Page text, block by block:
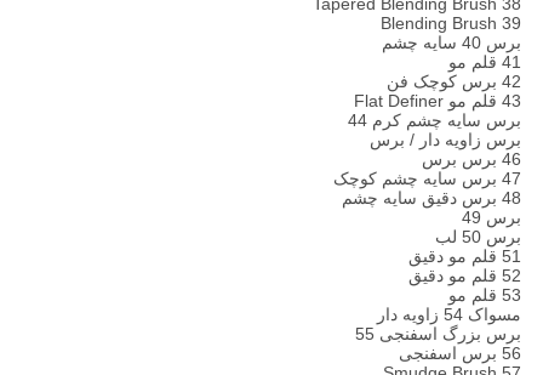
38 Tapered Blending Brush
39 Blending Brush
برس 40 سایه چشم
41 قلم مو
42 برس کوچک فن
43 قلم مو Flat Definer
برس سایه چشم کرم 44
برس زاویه دار / برس
46 برس برس
47 برس سایه چشم کوچک
48 برس دقیق سایه چشم
برس 49
برس 50 لب
51 قلم مو دقیق
52 قلم مو دقیق
53 قلم مو
مسواک 54 زاویه دار
برس بزرگ اسفنجی 55
56 برس اسفنجی